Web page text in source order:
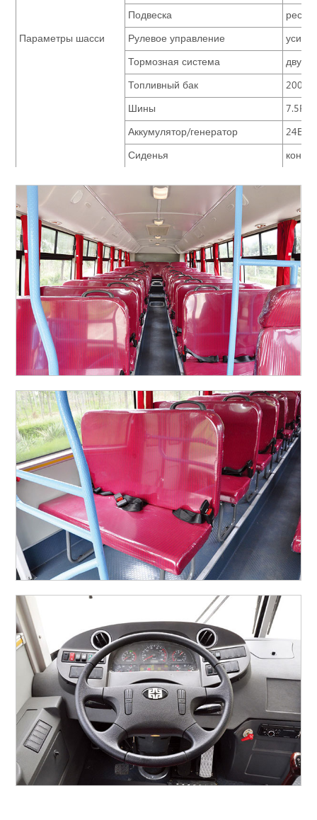
Параметры шасси
Подвеска
Рулевое управление
Тормозная система
Топливный бак
200 л
Шины
Аккумулятор/генератор
Сиденья